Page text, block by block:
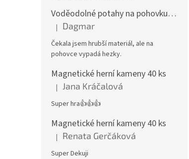
Voděodolné potahy na pohovku se vzorem
Hodnocení produktu je 4 z 5 hvězdiček.
| Dagmar
Čekala jsem hrubší materiál, ale na
pohovce vypadá hezky.
Magnetické herní kameny 40 ks
Hodnocení produktu je 5 z 5 hvězdiček.
| Jana Kráčalová
Super hra👍👍👍
Magnetické herní kameny 40 ks
Hodnocení produktu je 5 z 5 hvězdiček.
| Renata Gerčáková
Super Dekuji